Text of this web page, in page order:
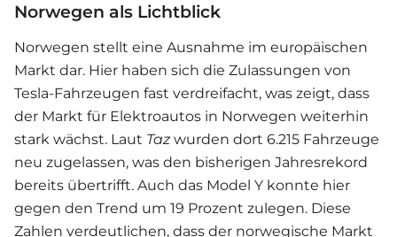
Norwegen als Lichtblick
Norwegen stellt eine Ausnahme im europäischen
Markt dar. Hier haben sich die Zulassungen von
Tesla-Fahrzeugen fast verdreifacht, was zeigt, dass
der Markt für Elektroautos in Norwegen weiterhin
stark wächst. Laut Taz wurden dort 6.215 Fahrzeuge
neu zugelassen, was den bisherigen Jahresrekord
bereits übertrifft. Auch das Model Y konnte hier
gegen den Trend um 19 Prozent zulegen. Diese
Zahlen verdeutlichen, dass der norwegische Markt